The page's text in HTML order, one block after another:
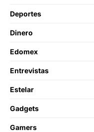
Deportes
Dinero
Edomex
Entrevistas
Estelar
Gadgets
Gamers